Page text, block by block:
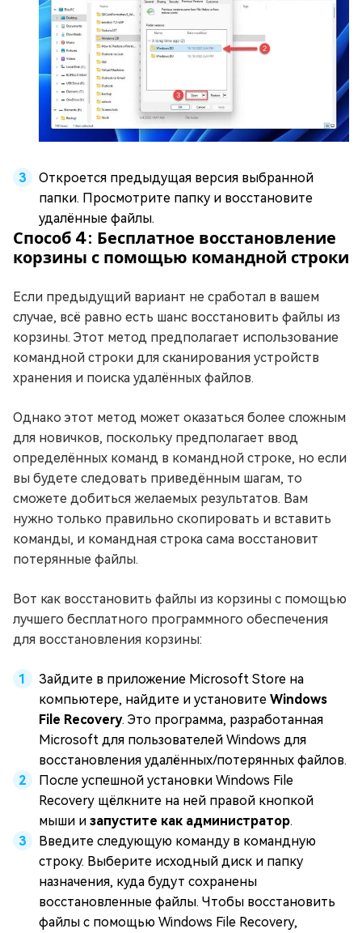
Откроется предыдущая версия выбранной
папки. Просмотрите папку и восстановите
удалённые файлы.
Способ 4: Бесплатное восстановление
корзины с помощью командной строки
Если предыдущий вариант не сработал в вашем
случае, всё равно есть шанс восстановить файлы из
корзины. Этот метод предполагает использование
командной строки для сканирования устройств
хранения и поиска удалённых файлов.
Однако этот метод может оказаться более сложным
для новичков, поскольку предполагает ввод
определённых команд в командной строке, но если
вы будете следовать приведённым шагам, то
сможете добиться желаемых результатов. Вам
нужно только правильно скопировать и вставить
команды, и командная строка сама восстановит
потерянные файлы.
Вот как восстановить файлы из корзины с помощью
лучшего бесплатного программного обеспечения
для восстановления корзины:
Зайдите в приложение Microsoft Store на
компьютере, найдите и установите Windows
File Recovery. Это программа, разработанная
Microsoft для пользователей Windows для
восстановления удалённых/потерянных файлов.
После успешной установки Windows File
Recovery щёлкните на ней правой кнопкой
мыши и запустите как администратор.
Введите следующую команду в командную
строку. Выберите исходный диск и папку
назначения, куда будут сохранены
восстановленные файлы. Чтобы восстановить
файлы с помощью Windows File Recovery,